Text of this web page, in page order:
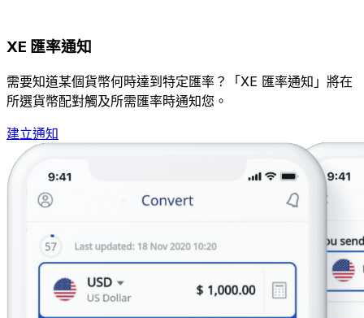
XE 匯率通知
需要知道某個貨幣何時達到特定匯率？「XE 匯率通知」將在
所選貨幣配對觸及所需匯率時通知您。
建立通知